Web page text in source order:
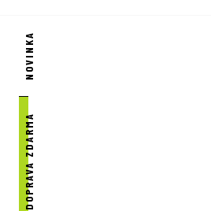
NOVINKA
DOPRAVA ZDARMA